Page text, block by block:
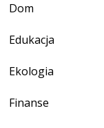
Dom
Edukacja
Ekologia
Finanse